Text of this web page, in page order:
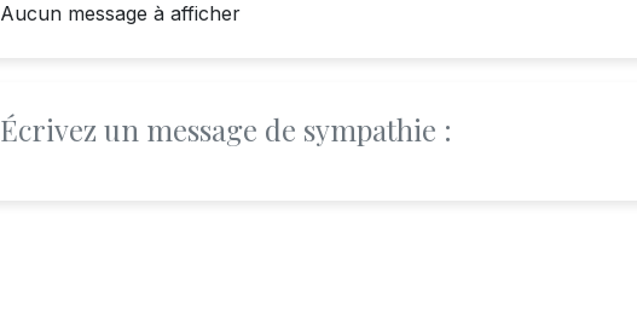
Aucun message à afficher
Écrivez un message de sympathie :